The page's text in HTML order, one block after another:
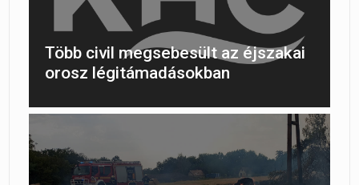
Több civil megsebesült az éjszakai
orosz légitámadásokban